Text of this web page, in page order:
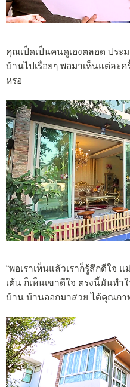
คุณเป็ดเป็นคนดูเองตลอด ปร
บ้านไปเรื่อยๆ พอมาเห็นแต่ละ
หรอ
“พอเราเห็นแล้วเราก็รู้สึกดีใจ
เต้น ก็เห็นเขาดีใจ ตรงนี้มันทำ
บ้าน บ้านออกมาสวย ได้คุณภา